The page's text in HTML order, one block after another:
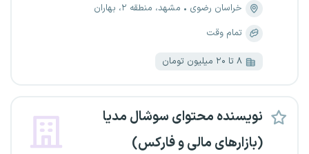
خراسان رضوی
مشهد، منطقه ۲، بهاران
تمام وقت
۸ تا ۲۰ میلیون تومان
نویسنده محتوای سوشال مدیا
(بازارهای مالی و فارکس)